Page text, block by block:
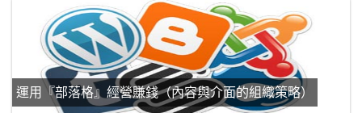
運用『部落格』經營賺錢（內容與介面的組織策略）